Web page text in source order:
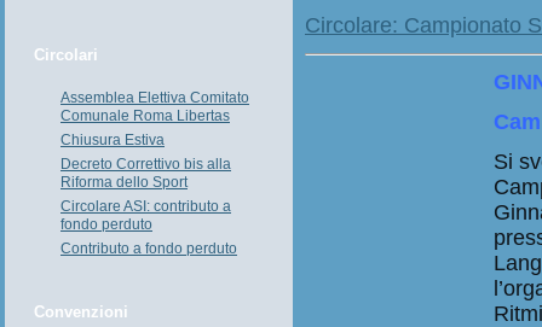
Circolari
Assemblea Elettiva Comitato
Comunale Roma Libertas
Chiusura Estiva
Decreto Correttivo bis alla
Riforma dello Sport
Circolare ASI: contributo a
fondo perduto
Contributo a fondo perduto
Convenzioni
Circolare: Campionato
Si